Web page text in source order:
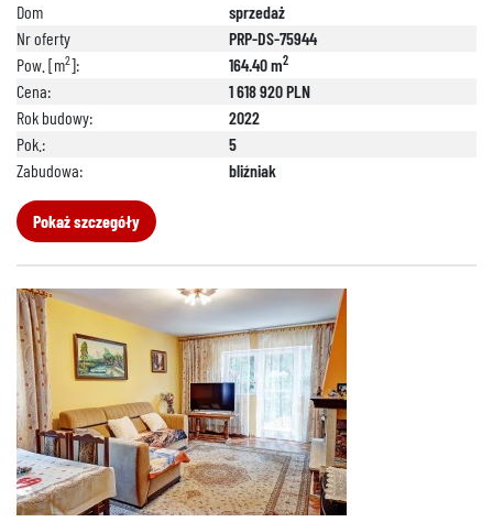
Dom
sprzedaż
Nr oferty
PRP-DS-75944
Pow. [m2]: 164.40 m2
Cena:
1 618 920 PLN
Rok budowy:
2022
Pok.:
5
Zabudowa:
bliźniak
Pokaż szczegóły